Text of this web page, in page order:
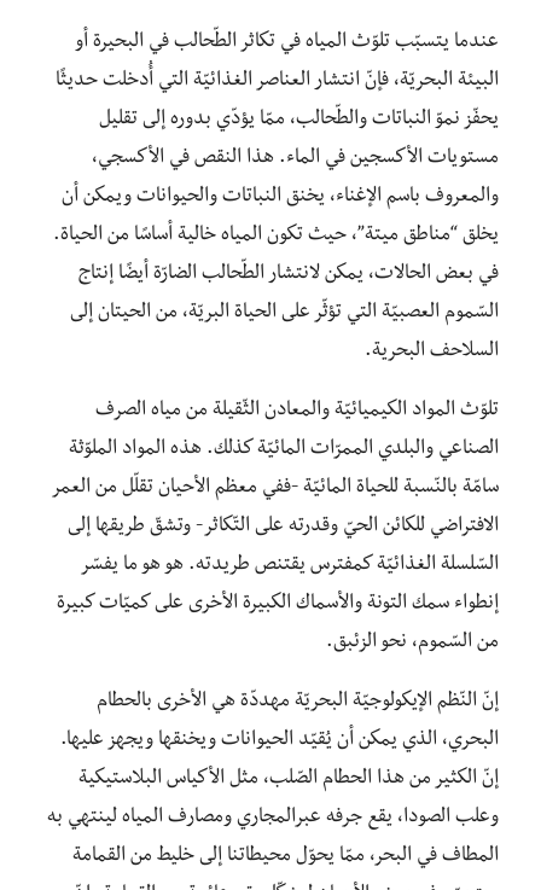
عندما يتسبّب تلوّث المياه في تكاثر الطّحالب في البحيرة أو
البيئة البحريّة، فإنّ انتشار العناصر الغذائيّة التي أُدخلت حديثًا
يحفّز نموّ النباتات والطّحالب، ممّا يؤدّي بدوره إلى تقليل
مستويات الأكسجين في الماء. هذا النقص في الأكسجي،
والمعروف باسم الإغناء، يخنق النباتات والحيوانات ويمكن أن
يخلق “مناطق ميتة”، حيث تكون المياه خالية أساسًا من الحياة.
في بعض الحالات، يمكن لانتشار الطّحالب الضارّة أيضًا إنتاج
السّموم العصبيّة التي تؤثّر على الحياة البريّة، من الحيتان إلى
السلاحف البحرية.
تلوّث المواد الكيميائيّة والمعادن الثّقيلة من مياه الصرف
الصناعي والبلدي الممرّات المائيّة كذلك. هذه المواد الملوّثة
سامّة بالنّسبة للحياة المائيّة -ففي معظم الأحيان تقلّل من العمر
الافتراضي للكائن الحيّ وقدرته على التّكاثر- وتشقّ طريقها إلى
السّلسلة الغذائيّة كمفترس يقتنص طريدته. هو هو ما يفسّر
إنطواء سمك التونة والأسماك الكبيرة الأخرى على كميّات كبيرة
من السّموم، نحو الزئبق.
إنّ النّظم الإيكولوجيّة البحريّة مهددّة هي الأخرى بالحطام
البحري، الذي يمكن أن يُقيّد الحيوانات ويخنقها ويجهز عليها.
إنّ الكثير من هذا الحطام الصّلب، مثل الأكياس البلاستيكية
وعلب الصودا، يقع جرفه عبرالمجاري ومصارف المياه لينتهي به
المطاف في البحر، ممّا يحوّل محيطاتنا إلى خليط من القمامة